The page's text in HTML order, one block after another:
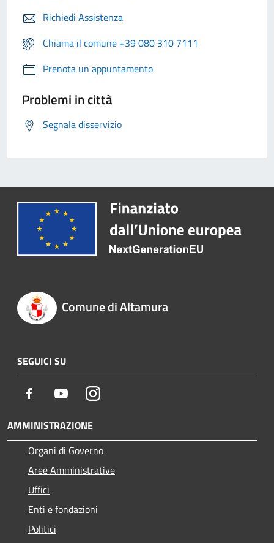
Richiedi Assistenza
Chiama il comune +39 080 310 7111
Prenota un appuntamento
Problemi in città
Segnala disservizio
Comune di Altamura
SEGUICI SU
Facebook YoutubeInstagram
AMMINISTRAZIONE
Organi di Governo
Aree Amministrative
Uffici
Enti e fondazioni
Politici